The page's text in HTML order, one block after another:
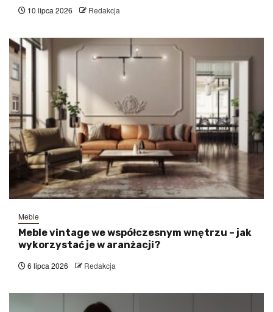
10 lipca 2026 Redakcja
Meble
Meble vintage we współczesnym wnętrzu – jak
wykorzystać je w aranżacji?
6 lipca 2026 Redakcja